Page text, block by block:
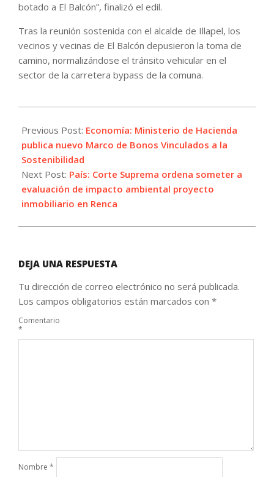
botado a El Balcón”, finalizó el edil.
Tras la reunión sostenida con el alcalde de Illapel, los
vecinos y vecinas de El Balcón depusieron la toma de
camino, normalizándose el tránsito vehicular en el
sector de la carretera bypass de la comuna.
02-
23
Previous Post: Economía: Ministerio de Hacienda
publica nuevo Marco de Bonos Vinculados a la
Sostenibilidad
Next Post: País: Corte Suprema ordena someter a
evaluación de impacto ambiental proyecto
inmobiliario en Renca
DEJA UNA RESPUESTA
Tu dirección de correo electrónico no será publicada.
Los campos obligatorios están marcados con *
Comentario
*
Nombre *